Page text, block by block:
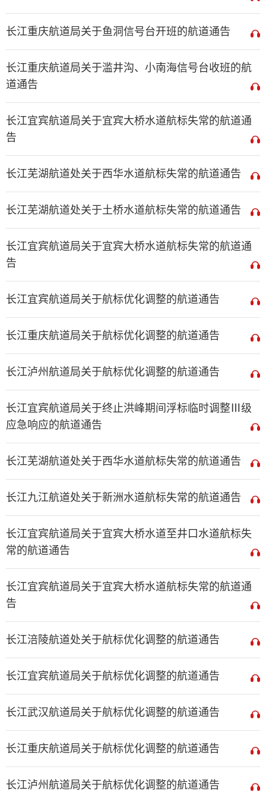
长江重庆航道局关于鱼洞信号台开班的航道通告
长江重庆航道局关于滥井沟、小南海信号台收班的航
道通告
长江宜宾航道局关于宜宾大桥水道航标失常的航道通
告
长江芜湖航道处关于西华水道航标失常的航道通告
长江芜湖航道处关于土桥水道航标失常的航道通告
长江宜宾航道局关于宜宾大桥水道航标失常的航道通
告
长江宜宾航道局关于航标优化调整的航道通告
长江重庆航道局关于航标优化调整的航道通告
长江泸州航道局关于航标优化调整的航道通告
长江宜宾航道局关于终止洪峰期间浮标临时调整Ⅲ级
应急响应的航道通告
长江芜湖航道处关于西华水道航标失常的航道通告
长江九江航道处关于新洲水道航标失常的航道通告
长江宜宾航道局关于宜宾大桥水道至井口水道航标失
常的航道通告
长江宜宾航道局关于宜宾大桥水道航标失常的航道通
告
长江涪陵航道处关于航标优化调整的航道通告
长江宜宾航道局关于航标优化调整的航道通告
长江武汉航道局关于航标优化调整的航道通告
长江重庆航道局关于航标优化调整的航道通告
长江泸州航道局关于航标优化调整的航道通告